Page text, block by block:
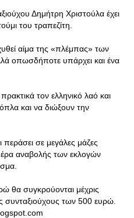
Δημήτρη Χριστούλα έχει
του τραπεζίτη.
αίμα της «πλέμπας» των
οπωσδήποτε υπάρχει και ένα
τον ελληνικό λαό και
και να διώξουν την
περάσει σε μεγάλες μάζες
αναβολής των εκλογών
θα συγκρούονται μέχρις
συνταξιούχους των 500 ευρώ.